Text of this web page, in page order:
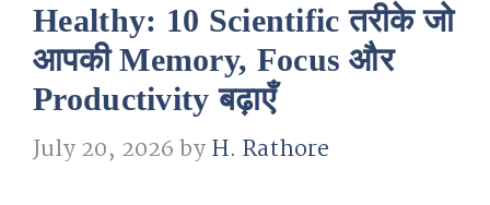
Healthy: 10 Scientific तरीके जो
आपकी Memory, Focus और
Productivity बढ़ाएँ
July 20, 2026byH. Rathore